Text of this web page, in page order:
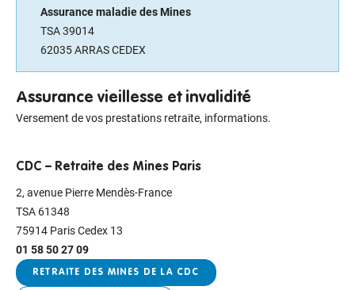
Assurance maladie des Mines
TSA 39014
62035 ARRAS CEDEX
Assurance vieillesse et invalidité
Versement de vos prestations retraite, informations.
CDC – Retraite des Mines Paris
2, avenue Pierre Mendès-France
TSA 61348
75914 Paris Cedex 13
01 58 50 27 09
RETRAITE DES MINES DE LA CDC